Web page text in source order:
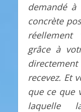
demandé
concrète
grâce à
recevez. Et
que ce que
laquelle